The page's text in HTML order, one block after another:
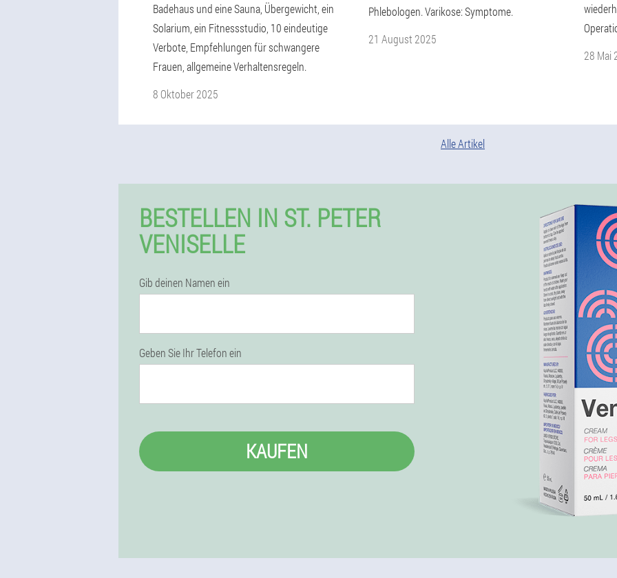
Badehaus und eine Sauna, Übergewicht, ein
Solarium, ein Fitnessstudio, 10 eindeutige
Verbote, Empfehlungen für schwangere
Frauen, allgemeine Verhaltensregeln.
8 Oktober 2025
Phlebologen. Varikose: Symptome.
21 August 2025
28 Mai
Alle Artikel
BESTELLEN IN ST. PETER
VENISELLE
Gib deinen Namen ein
Geben Sie Ihr Telefon ein
KAUFEN